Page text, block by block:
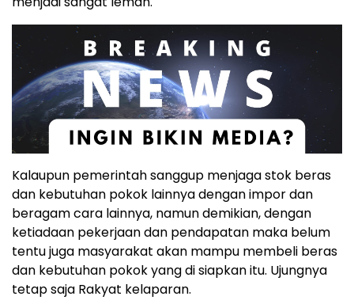
Kalaupun pemerintah sanggup menjaga stok beras
dan kebutuhan pokok lainnya dengan impor dan
beragam cara lainnya, namun demikian, dengan
ketiadaan pekerjaan dan pendapatan maka belum
tentu juga masyarakat akan mampu membeli beras
dan kebutuhan pokok yang di siapkan itu. Ujungnya
tetap saja Rakyat kelaparan.